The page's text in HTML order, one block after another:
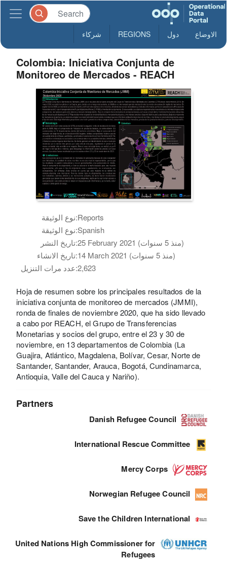
الاوضاع دول REGIONS شركاء
Colombia: Iniciativa Conjunta de
Monitoreo de Mercados - REACH
نوع الوثيقة:Reports
نوع الوثيقة:Spanish
تاريخ النشر:
25 February 2021 (منذ 5 سنوات)
تاريخ الانشاء:
14 March 2021 (منذ 5 سنوات)
عدد مرات التنزيل:2,623
Hoja de resumen sobre los principales resultados de la
iniciativa conjunta de monitoreo de mercados (JMMI),
ronda de finales de noviembre 2020, que ha sido llevado
a cabo por REACH, el Grupo de Transferencias
Monetarias y socios del grupo, entre el 23 y 30 de
noviembre, en 13 departamentos de Colombia (La
Guajira, Atlántico, Magdalena, Bolívar, Cesar, Norte de
Santander, Santander, Arauca, Bogotá, Cundinamarca,
Antioquia, Valle del Cauca y Nariño).
Partners
Danish Refugee Council
International Rescue Committee
Mercy Corps
Norwegian Refugee Council
Save the Children International
United Nations High Commissioner for
Refugees